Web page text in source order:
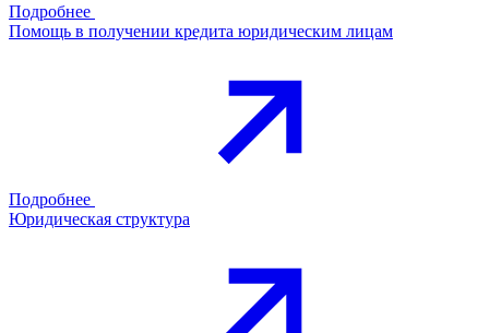
Подробнее
Помощь в получении кредита юридическим лицам
Подробнее
Юридическая структура